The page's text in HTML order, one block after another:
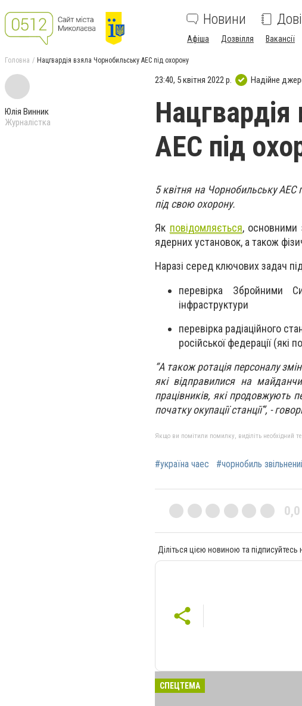
Новини
Афіша Дозвілля Вакансії
Головна Нацгвардія взяла Чорнобильську АЕС під охорону
Юлія Винник
Журналістка
23:40, 5 квітня 2022 р. Надійне
АЕС під
5 квітня на Чорнобильську АЕС
під свою охорону.
Як повідомляється, основними
ядерних установок, а також
Наразі серед ключових задач
перевірка Збройними
інфраструктури
перевірка радіаційного
російської федерації (які
“А також ротація персоналу
які відправилися на
працівників, які продовжують
початку окупації станції”, -
Якщо ви помітили помилку, виділіть необхідний
#україна чаес #чорнобиль
0,0
Діліться цією новиною та підписуйтесь
СПЕЦТЕМА